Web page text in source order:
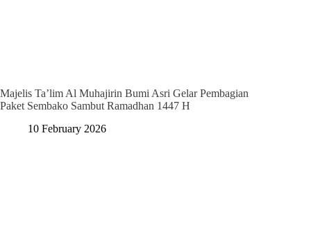
Majelis Ta’lim Al Muhajirin Bumi Asri Gelar Pembagian
Paket Sembako Sambut Ramadhan 1447 H
10 February 2026